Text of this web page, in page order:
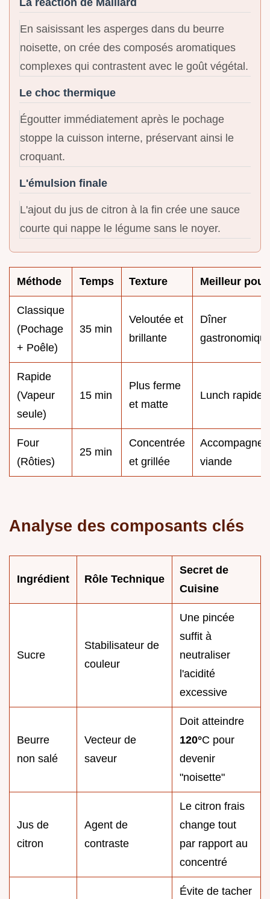
En saisissant les asperges dans du beurre
noisette, on crée des composés aromatiques
complexes qui contrastent avec le goût végétal.
Le choc thermique
Égoutter immédiatement après le pochage
stoppe la cuisson interne, préservant ainsi le
croquant.
L'émulsion finale
L'ajout du jus de citron à la fin crée une sauce
courte qui nappe le légume sans le noyer.
Méthode Temps Texture Meilleur pour
Classique
(Pochage
+ Poêle)
35 min
Veloutée et
brillante
Dîner
Rapide
(Vapeur
seule)
15 min
Plus ferme
et matte
Lunch rapide
Four
(Rôties)
25 min
Concentrée
et grillée
viande
Analyse des composants clés
Ingrédient Rôle Technique
Secret de
Cuisine
Sucre
Stabilisateur de
couleur
Une pincée
suffit à
neutraliser
l'acidité
excessive
Beurre
non salé
Vecteur de
saveur
Doit atteindre
120°C pour
devenir
"noisette"
Jus de
citron
Agent de
contraste
Le citron frais
change tout
par rapport au
concentré
Évite de tacher